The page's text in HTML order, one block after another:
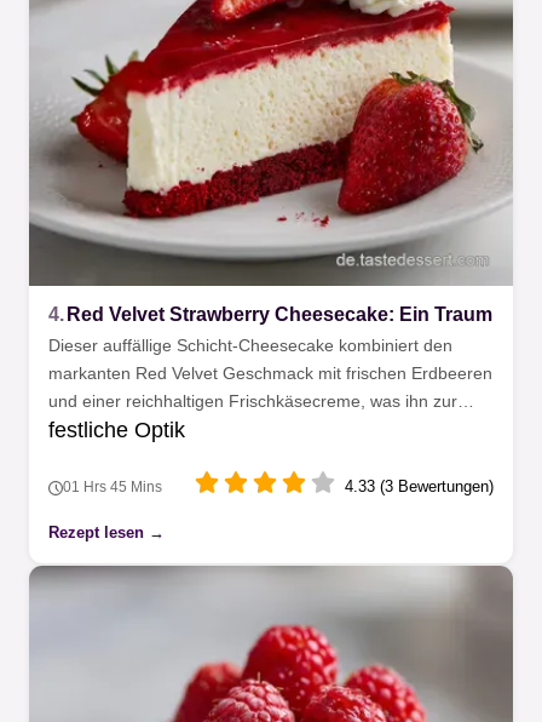
4. Red Velvet Strawberry Cheesecake: Ein Traum
Dieser auffällige Schicht-Cheesecake kombiniert den
markanten Red Velvet Geschmack mit frischen Erdbeeren
und einer reichhaltigen Frischkäsecreme, was ihn zur
idealen Wahl für die festliche Kaffeetafel macht.
festliche Optik
01 Hrs 45 Mins 4.33 (3 Bewertungen)
Rezept lesen →